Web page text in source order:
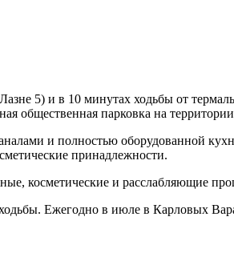
5) и в 10 минутах ходьбы от
общественная парковка на
и полностью оборудованной
принадлежности.
косметические и расслабляющие
Ежегодно в июле в Карловых